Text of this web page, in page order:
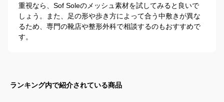
重視なら、Sof Soleのメッシュ素材を試してみると良いで
しょう。また、足の形や歩き方によって合う中敷きが異な
るため、専門の靴店や整形外科で相談するのもおすすめで
す。
ランキング内で紹介されている商品